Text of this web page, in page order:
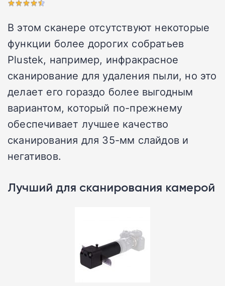
В этом сканере отсутствуют некоторые
функции более дорогих собратьев
Plustek, например, инфракрасное
сканирование для удаления пыли, но это
делает его гораздо более выгодным
вариантом, который по-прежнему
обеспечивает лучшее качество
сканирования для 35-мм слайдов и
негативов.
Лучший для сканирования камерой